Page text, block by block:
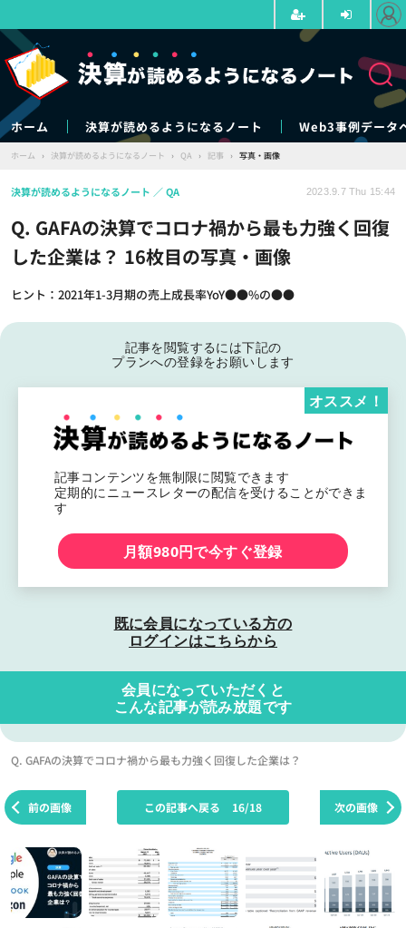
ホーム 決算が読めるようになるノート Web3事例データ
ホーム › 決算が読めるようになるノート › QA › 記事 › 写真・画像
Q. GAFAの決算でコロナ禍から最も力強く回復
した企業は？ 16枚目の写真・画像
ヒント：2021年1-3月期の売上成長率YoY●●%の●●
決算が読めるようになるノート QA 2023.9.7 Thu 15:44
記事を閲覧するには下記の
プランへの登録をお願いします
記事コンテンツを無制限に閲覧できます
定期的にニュースレターの配信を受けることができま
す
オススメ！
月額980円で今すぐ登録
既に会員になっている方の
ログインはこちらから
会員になっていただくと
こんな記事が読み放題です
Q. GAFAの決算でコロナ禍から最も力強く回復した企業は？
前の画像 次の画像
この記事へ戻る 16/18